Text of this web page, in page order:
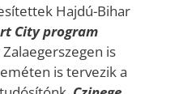
Hajdú-Bihar
City program
is
is tervezik a